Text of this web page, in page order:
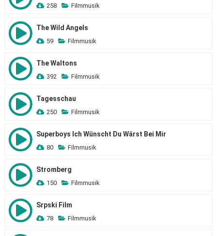
258 Filmmusik
The Wild Angels
59 Filmmusik
The Waltons
392 Filmmusik
Tagesschau
250 Filmmusik
Superboys Ich Wünscht Du Wärst Bei Mir
80 Filmmusik
Stromberg
150 Filmmusik
Srpski Film
78 Filmmusik